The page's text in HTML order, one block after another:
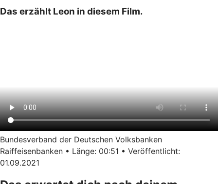
Das erzählt Leon in diesem Film.
Bundesverband der Deutschen Volksbanken
Raiffeisenbanken • Länge: 00:51 • Veröffentlicht:
01.09.2021